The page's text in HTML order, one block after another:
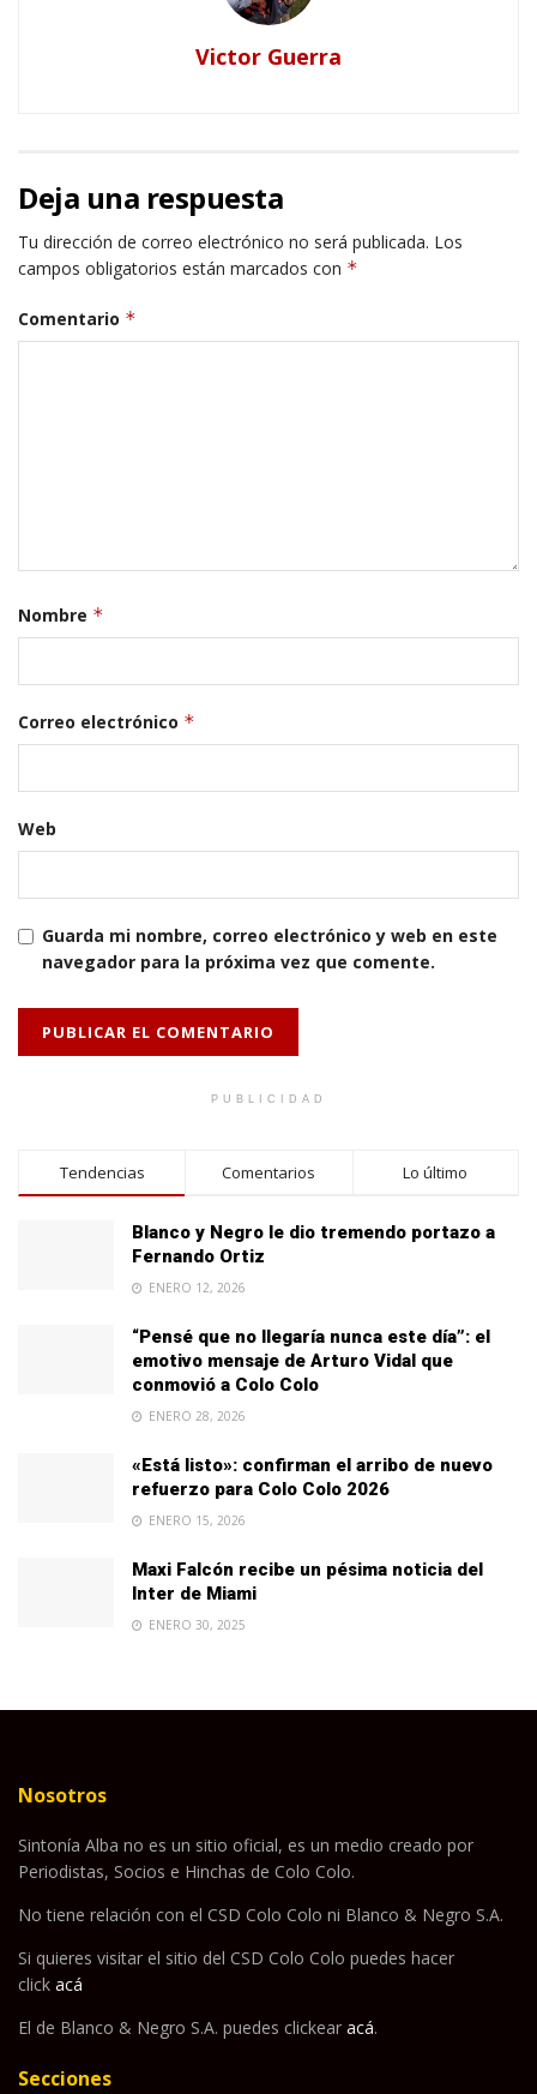
Victor Guerra
Deja una respuesta
Tu dirección de correo electrónico no será publicada. Los
campos obligatorios están marcados con *
Comentario *
Nombre *
Correo electrónico *
Web
Guarda mi nombre, correo electrónico y web en este
navegador para la próxima vez que comente.
PUBLICIDAD
Tendencias Comentarios Lo último
Blanco y Negro le dio tremendo portazo a
Fernando Ortiz
ENERO 12, 2026
“Pensé que no llegaría nunca este día”: el
emotivo mensaje de Arturo Vidal que
conmovió a Colo Colo
ENERO 28, 2026
«Está listo»: confirman el arribo de nuevo
refuerzo para Colo Colo 2026
ENERO 15, 2026
Maxi Falcón recibe un pésima noticia del
Inter de Miami
ENERO 30, 2025
Nosotros
Sintonía Alba no es un sitio oficial, es un medio creado por
Periodistas, Socios e Hinchas de Colo Colo.
No tiene relación con el CSD Colo Colo ni Blanco & Negro S.A.
Si quieres visitar el sitio del CSD Colo Colo puedes hacer
click acá
El de Blanco & Negro S.A. puedes clickear acá.
Secciones